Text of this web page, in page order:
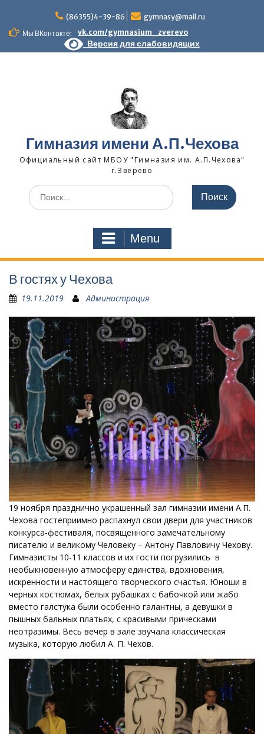
content
(86355)4-39-86
gymnasy@mail.ru
Мы ВКонтакте:
vk.com/gymnasium_zverevo
Версия для слабовидящих
Гимназия имени А.П.Чехова
Официальный сайт МБОУ "Гимназия им. А.П.Чехова"
г.Зверево
Search
for:
Menu
В гостях у Чехова
19.11.2019 Администрация
19 ноября празднично украшенный зал гимназии имени А.П.
Чехова гостеприимно распахнул свои двери для участников
конкурса-фестиваля, посвященного замечательному
писателю и великому Человеку – Антону Павловичу Чехову.
Гимназисты 10-11 классов и их гости погрузились в
необыкновенную атмосферу единства, вдохновения,
искренности и настоящего творческого счастья. Юноши в
черных костюмах, белых рубашках с бабочкой или жабо
вместо галстука были особенно галантны, а девушки в
пышных бальных платьях, с красивыми прическами
неотразимы. Весь вечер в зале звучала классическая
музыка, которую любил А. П. Чехов.